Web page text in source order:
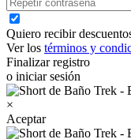
Quiero recibir
Ver los términos y
Finalizar registro
o iniciar sesión
×
Aceptar